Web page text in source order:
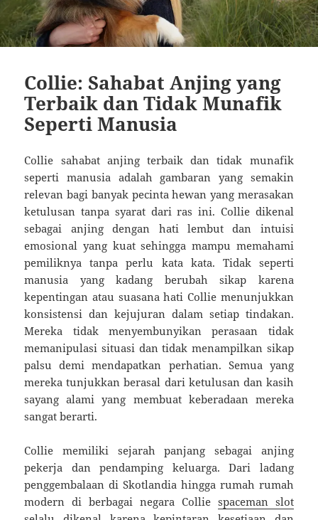
Collie: Sahabat Anjing yang
Terbaik dan Tidak Munafik
Seperti Manusia
Collie sahabat anjing terbaik dan tidak munafik
seperti manusia adalah gambaran yang semakin
relevan bagi banyak pecinta hewan yang merasakan
ketulusan tanpa syarat dari ras ini. Collie dikenal
sebagai anjing dengan hati lembut dan intuisi
emosional yang kuat sehingga mampu memahami
pemiliknya tanpa perlu kata kata. Tidak seperti
manusia yang kadang berubah sikap karena
kepentingan atau suasana hati Collie menunjukkan
konsistensi dan kejujuran dalam setiap tindakan.
Mereka tidak menyembunyikan perasaan tidak
memanipulasi situasi dan tidak menampilkan sikap
palsu demi mendapatkan perhatian. Semua yang
mereka tunjukkan berasal dari ketulusan dan kasih
sayang alami yang membuat keberadaan mereka
sangat berarti.
Collie memiliki sejarah panjang sebagai anjing
pekerja dan pendamping keluarga. Dari ladang
penggembalaan di Skotlandia hingga rumah rumah
modern di berbagai negara Collie spaceman slot